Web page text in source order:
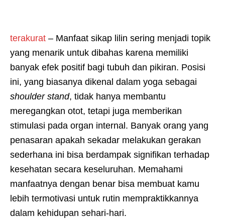
terakurat – Manfaat sikap lilin sering menjadi topik
yang menarik untuk dibahas karena memiliki
banyak efek positif bagi tubuh dan pikiran. Posisi
ini, yang biasanya dikenal dalam yoga sebagai
shoulder stand, tidak hanya membantu
meregangkan otot, tetapi juga memberikan
stimulasi pada organ internal. Banyak orang yang
penasaran apakah sekadar melakukan gerakan
sederhana ini bisa berdampak signifikan terhadap
kesehatan secara keseluruhan. Memahami
manfaatnya dengan benar bisa membuat kamu
lebih termotivasi untuk rutin mempraktikkannya
dalam kehidupan sehari-hari.